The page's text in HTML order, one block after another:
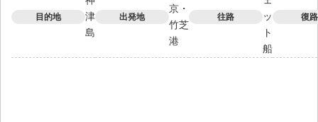
目的地
津
島
出発地
京・
竹芝
港
往路
ッ
ト
船
復路